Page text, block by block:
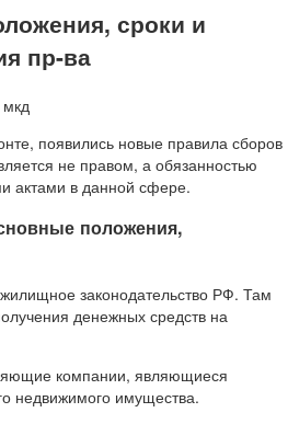
сроки и
пр-ва
появились новые правила сборов
не правом, а обязанностью
актами в данной сфере.
положения,
законодательство РФ. Там
денежных средств на
компании, являющиеся
недвижимого имущества.